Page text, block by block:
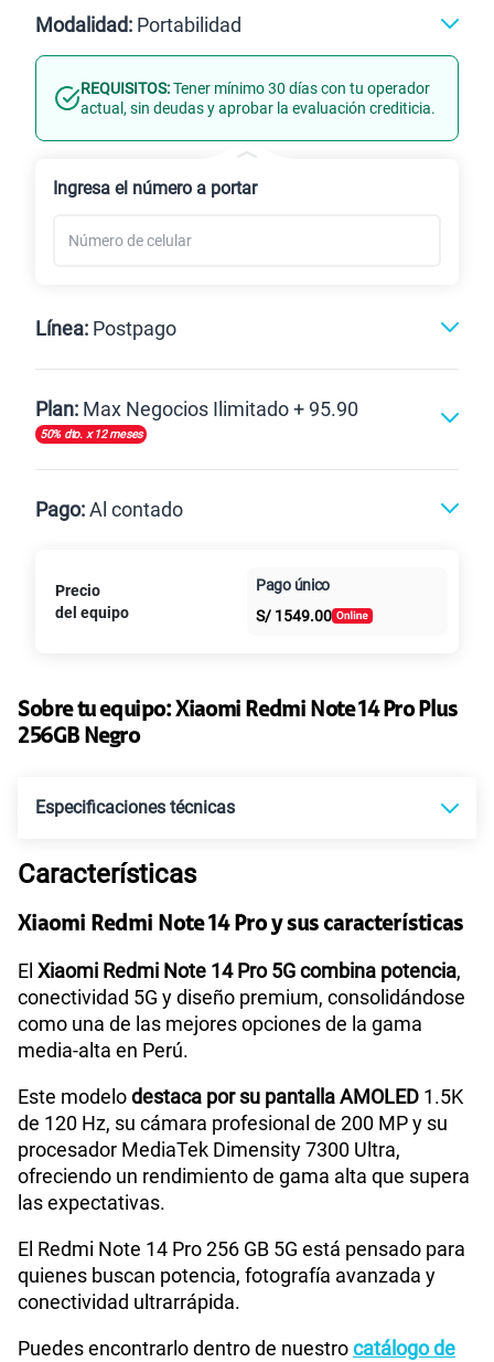
256GB
Modalidad: Portabilidad
Línea Nueva Portabilidad
REQUISITOS:Tener mínimo 30 días con tu operador
actual, sin deudas y aprobar la evaluación crediticia.
Ingresa el número a portar
Línea: Postpago
Plan: Max Negocios Ilimitado + 95.90
50% dto. x 12 meses
Paga solo
125GBen alta velocidad
79.90 S/
50% dto. x 6 meses
Paga solo
S/ 95.90 S/47.95
Pago:Al contado
Al contado Cuotas Claro
intereses
Precio
del equipo
Pago único
S/ 1549.00
Sobre tu equipo:Xiaomi Redmi Note 14 Pro Plus
256GB Negro
Especificaciones técnicas
Tecnología de Pantalla
Sistema operativo Android 14
Procesador
Tamaño de Pantalla 6.67"
Bluetooth
Características
Xiaomi Redmi Note 14 Pro y sus características
El Xiaomi Redmi Note 14 Pro 5G combina potencia,
conectividad 5G y diseño premium, consolidándose
como una de las mejores opciones de la gama
media-alta en Perú.
Este modelodestaca por su pantalla AMOLED 1.5K
de 120 Hz, su cámara profesional de 200 MP y su
procesador MediaTek Dimensity 7300 Ultra,
ofreciendo un rendimiento de gama alta que supera
las expectativas.
El Redmi Note 14 Pro 256 GB 5G está pensado para
quienes buscan potencia, fotografía avanzada y
conectividad ultrarrápida.
Puedes encontrarlo dentro de nuestrocatálogo de